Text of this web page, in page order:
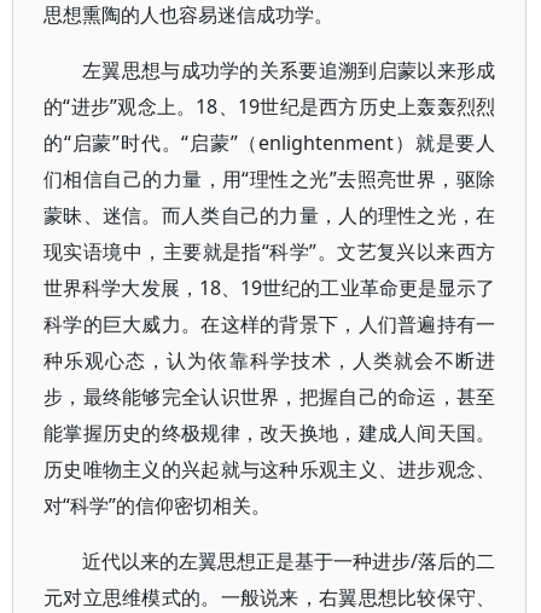
思想熏陶的人也容易迷信成功学。
左翼思想与成功学的关系要追溯到启蒙以来形成
的“进步”观念上。18、19世纪是西方历史上轰轰烈烈
的“启蒙”时代。“启蒙”（enlightenment）就是要人
们相信自己的力量，用“理性之光”去照亮世界，驱除
蒙昧、迷信。而人类自己的力量，人的理性之光，在
现实语境中，主要就是指“科学”。文艺复兴以来西方
世界科学大发展，18、19世纪的工业革命更是显示了
科学的巨大威力。在这样的背景下，人们普遍持有一
种乐观心态，认为依靠科学技术，人类就会不断进
步，最终能够完全认识世界，把握自己的命运，甚至
能掌握历史的终极规律，改天换地，建成人间天国。
历史唯物主义的兴起就与这种乐观主义、进步观念、
对“科学”的信仰密切相关。
近代以来的左翼思想正是基于一种进步/落后的二
元对立思维模式的。一般说来，右翼思想比较保守、